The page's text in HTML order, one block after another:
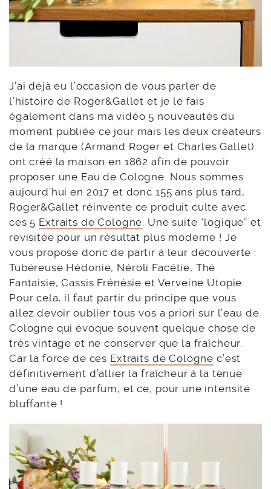
J’ai déjà eu l’occasion de vous parler de
l’histoire de Roger&Gallet et je le fais
également dans ma vidéo 5 nouveautés du
moment publiée ce jour mais les deux créateurs
de la marque (Armand Roger et Charles Gallet)
ont créé la maison en 1862 afin de pouvoir
proposer une Eau de Cologne. Nous sommes
aujourd’hui en 2017 et donc 155 ans plus tard,
Roger&Gallet réinvente ce produit culte avec
ces 5 Extraits de Cologne. Une suite “logique” et
revisitée pour un résultat plus moderne ! Je
vous propose donc de partir à leur découverte :
Tubéreuse Hédonie, Néroli Facétie, Thé
Fantaisie, Cassis Frénésie et Verveine Utopie.
Pour cela, il faut partir du principe que vous
allez devoir oublier tous vos a priori sur l’eau de
Cologne qui évoque souvent quelque chose de
très vintage et ne conserver que la fraîcheur.
Car la force de ces Extraits de Cologne c’est
définitivement d’allier la fraîcheur à la tenue
d’une eau de parfum, et ce, pour une intensité
bluffante !